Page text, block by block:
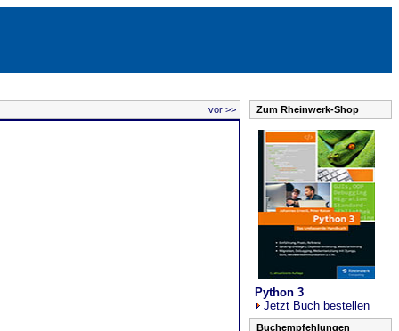
vor >> Zum Rheinwerk-Shop
Python 3
Jetzt Buch bestellen
Buchempfehlungen